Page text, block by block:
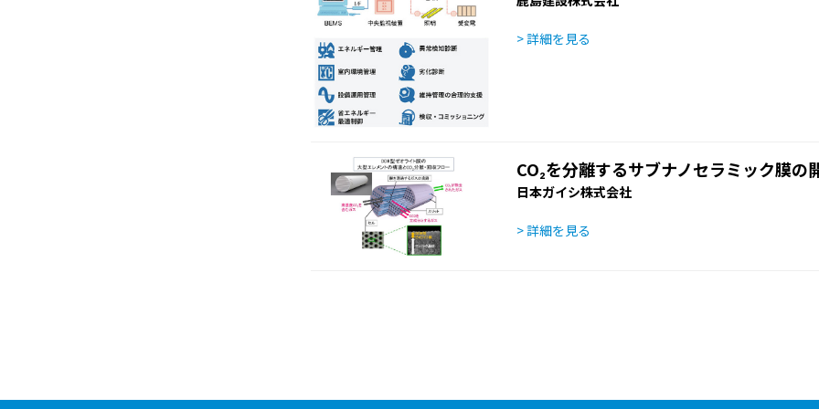
> 詳細を見る
CO₂を分離するサブナノセラミック膜の
日本ガイシ株式会社
> 詳細を見る